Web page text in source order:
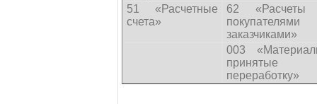
51 «Расчетные
счета»
62 «Расчеты
заказчиками»
003
принятые
переработку»